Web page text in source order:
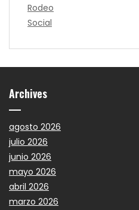
Rodeo
Social
Archives
agosto 2026
julio 2026
junio 2026
mayo 2026
abril 2026
marzo 2026